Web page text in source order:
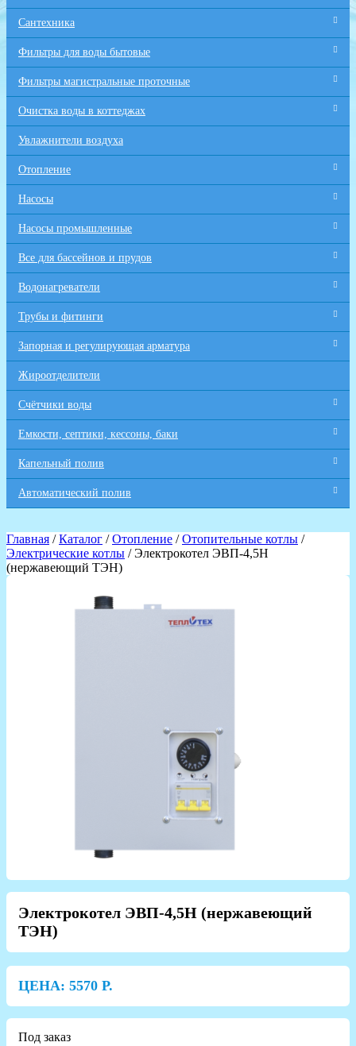
Сантехника
Фильтры для воды бытовые
Фильтры магистральные проточные
Очистка воды в коттеджах
Увлажнители воздуха
Отопление
Насосы
Насосы промышленные
Все для бaссейнов и прудов
Водонагреватели
Трубы и фитинги
Запорная и регулирующая арматура
Жироотделители
Счётчики воды
Емкости, септики, кессоны, баки
Капельный полив
Автоматический полив
Главная /Каталог /Отопление /Отопительные котлы /
Электрические котлы / Электрокотел ЭВП-4,5Н
(нержавеющий ТЭН)
Электрокотел ЭВП-4,5Н (нержавеющий
ТЭН)
ЦЕНА: 5570 Р.
Под заказ